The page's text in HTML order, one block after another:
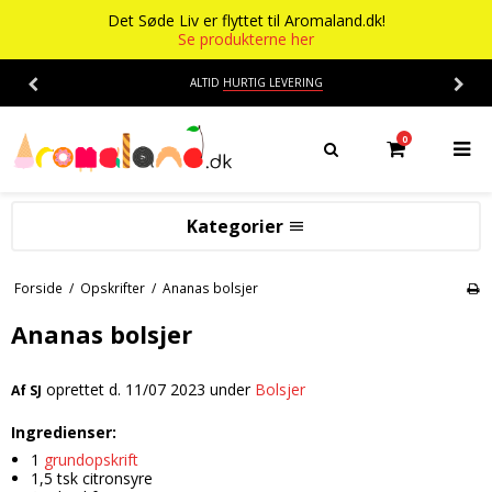
Det Søde Liv er flyttet til Aromaland.dk!
Se produkterne her
ALTID HURTIG LEVERING
0
Kategorier
Ananas aroma
Banan aroma
Blåbær aroma
Det Søde Liv
Aromaer
Chokolade
Isenkram
Opskrifter
Forside / Opskrifter / Ananas bolsjer
Ananas bolsjer
Af SJ oprettet d. 11/07 2023 under Bolsjer
Ingredienser:
1 grundopskrift
1,5 tsk citronsyre